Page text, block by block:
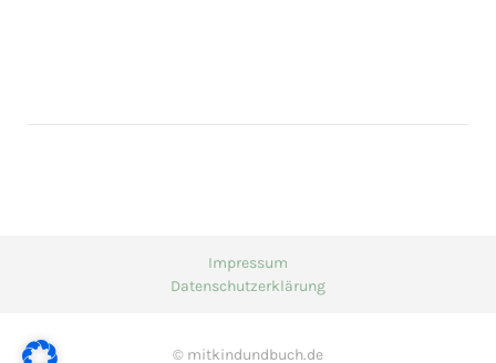
Impressum
Datenschutzerklärung
© mitkindundbuch.de